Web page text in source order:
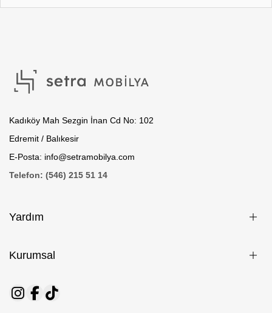
Kadıköy Mah Sezgin İnan Cd No: 102
Edremit / Balıkesir
E-Posta: info@setramobilya.com
Telefon: (546) 215 51 14
Yardım
Kurumsal